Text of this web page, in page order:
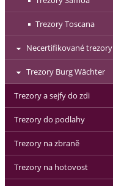
Trezory Toscana
Necertifikované trezory
Trezory Burg Wächter
Trezory a sejfy do zdi
Trezory do podlahy
Trezory na zbraně
Trezory na hotovost